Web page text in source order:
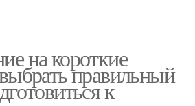
на короткие
правильный
к